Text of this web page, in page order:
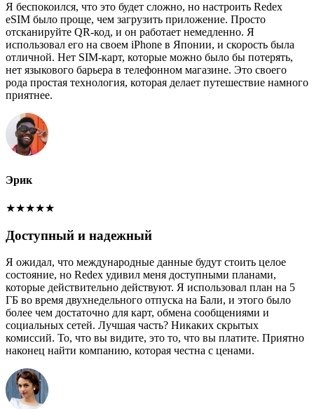
Я беспокоился, что это будет сложно, но настроить Redex
eSIM было проще, чем загрузить приложение. Просто
отсканируйте QR-код, и он работает немедленно. Я
использовал его на своем iPhone в Японии, и скорость была
отличной. Нет SIM-карт, которые можно было бы потерять,
нет языкового барьера в телефонном магазине. Это своего
рода простая технология, которая делает путешествие намного
приятнее.
Эрик
★★★★★
Доступный и надежный
Я ожидал, что международные данные будут стоить целое
состояние, но Redex удивил меня доступными планами,
которые действительно действуют. Я использовал план на 5
ГБ во время двухнедельного отпуска на Бали, и этого было
более чем достаточно для карт, обмена сообщениями и
социальных сетей. Лучшая часть? Никаких скрытых
комиссий. То, что вы видите, это то, что вы платите. Приятно
наконец найти компанию, которая честна с ценами.